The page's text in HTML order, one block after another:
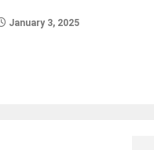
January 3, 2025